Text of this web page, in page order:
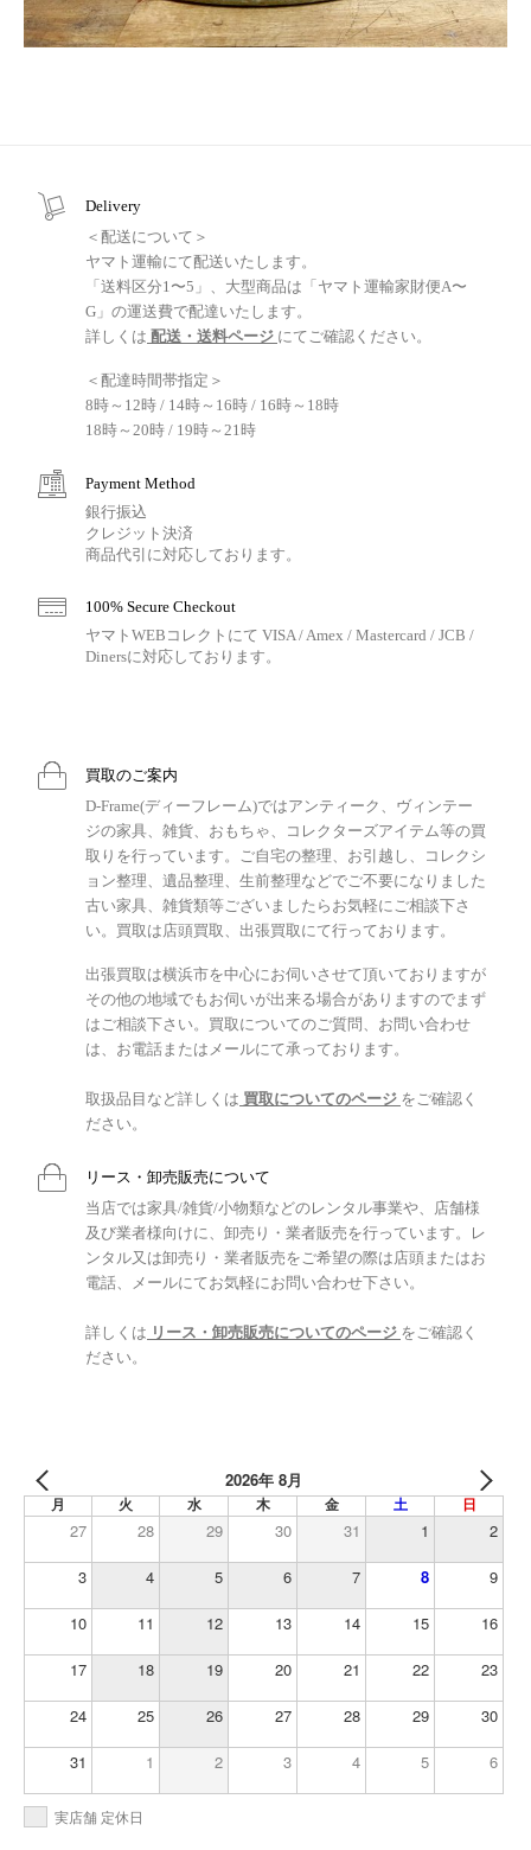
Delivery
＜配送について＞
ヤマト運輸にて配送いたします。
「送料区分1〜5」、大型商品は「ヤマト運輸家財便A〜
G」の運送費で配達いたします。
詳しくは 配送・送料ページ にてご確認ください。
＜配達時間帯指定＞
8時～12時 / 14時～16時 / 16時～18時
18時～20時 / 19時～21時
Payment Method
銀行振込
クレジット決済
商品代引に対応しております。
100% Secure Checkout
ヤマトWEBコレクトにて VISA / Amex / Mastercard / JCB /
Dinersに対応しております。
買取のご案内
D-Frame(ディーフレーム)ではアンティーク、ヴィンテー
ジの家具、雑貨、おもちゃ、コレクターズアイテム等の買
取りを行っています。ご自宅の整理、お引越し、コレクシ
ョン整理、遺品整理、生前整理などでご不要になりました
古い家具、雑貨類等ございましたらお気軽にご相談下さ
い。買取は店頭買取、出張買取にて行っております。
出張買取は横浜市を中心にお伺いさせて頂いておりますが
その他の地域でもお伺いが出来る場合がありますのでまず
はご相談下さい。買取についてのご質問、お問い合わせ
は、お電話またはメールにて承っております。
取扱品目など詳しくは 買取についてのページ をご確認く
ださい。
リース・卸売販売について
当店では家具/雑貨/小物類などのレンタル事業や、店舗様
及び業者様向けに、卸売り・業者販売を行っています。レ
ンタル又は卸売り・業者販売をご希望の際は店頭またはお
電話、メールにてお気軽にお問い合わせ下さい。
詳しくは リース・卸売販売についてのページ をご確認く
ださい。
2026年 8月
月 火 水 木 金 土 日
27 28 29 30 31 1 2
3 4 5 6 7 8 9
10 11 12 13 14 15 16
17 18 19 20 21 22 23
24 25 26 27 28 29 30
31 1 2 3 4 5 6
実店舗 定休日